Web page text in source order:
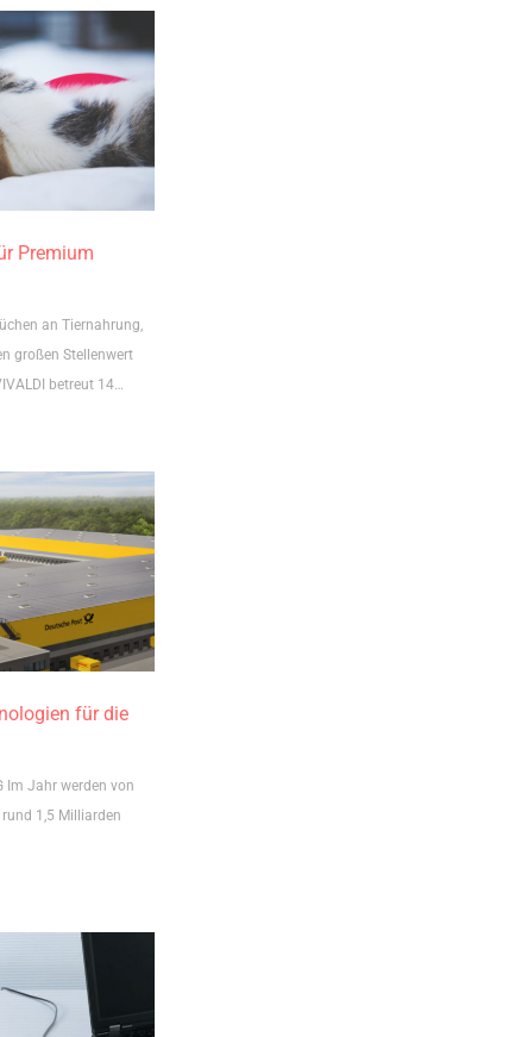
Premium
an Tiernahrung,
großen Stellenwert
betreut 14…
für die
Im Jahr werden von
1,5 Milliarden